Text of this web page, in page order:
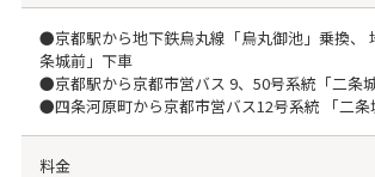
●京都駅から地下鉄烏丸線「烏丸御池」乗換、
条城前」下車
●京都駅から京都市営バス 9、50号系統「二条
●四条河原町から京都市営バス12号系統 「二条
料金